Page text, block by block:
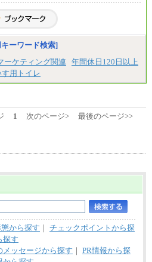
256,000円～288,000円
円～270,000円
月給216,000円～243,000円
円～263,000円
円～246,000円
給197,000円～222,000円
特定職員の給与は、生活の拠点が定
円（勤務地域等により異なりま
同額支給します。
ーワード検索]
ーケティング関連
年間休日120日以上
す用トイレ
1 次のページ> 最後のページ>>
から探す ｜ チェックポイントから探
探す
メッセージから探す ｜ PR情報から探